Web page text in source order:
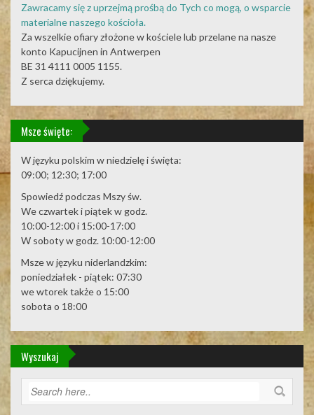
Zawracamy się z uprzejmą prośbą do Tych co mogą, o wsparcie
materialne naszego kościoła.
Za wszelkie ofiary złożone w kościele lub przelane na nasze
konto Kapucijnen in Antwerpen
BE 31 4111 0005 1155.
Z serca dziękujemy.
Msze święte:
W języku polskim w niedzielę i święta:
09:00; 12:30; 17:00
Spowiedź podczas Mszy św.
We czwartek i piątek w godz.
10:00-12:00 i 15:00-17:00
W soboty w godz. 10:00-12:00
Msze w języku niderlandzkim:
poniedziałek - piątek: 07:30
we wtorek także o 15:00
sobota o 18:00
Wyszukaj